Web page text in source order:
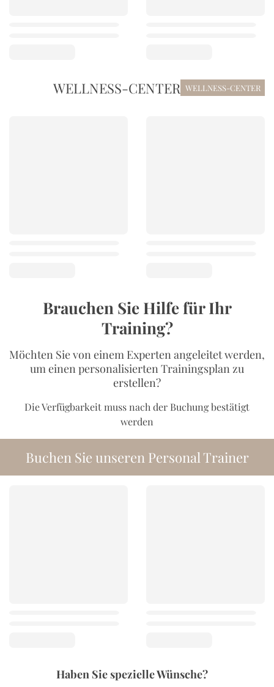
WELLNESS-CENTER WELLNESS-CENTER
Brauchen Sie Hilfe für Ihr
Training?
Möchten Sie von einem Experten angeleitet werden,
um einen personalisierten Trainingsplan zu
erstellen?
Die Verfügbarkeit muss nach der Buchung bestätigt
werden
Buchen Sie unseren Personal Trainer
Haben Sie spezielle Wünsche?